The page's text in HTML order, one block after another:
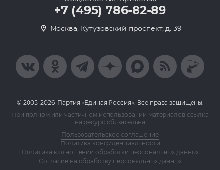
+7 (495) 786-82-89
Москва, Кутузовский проспект, д. 39
© 2005-2026, Партия «Единая Россия». Все права защищены.
При полном или частичном использовании материалов ссылка
на ресурс обязательна
Пользовательское соглашение
Политика конфиденциальности
Политика в отношении обработки персональных данных
Согласие на обработку персональных данных